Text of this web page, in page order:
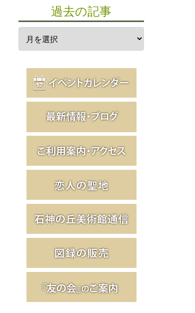
過去の記事